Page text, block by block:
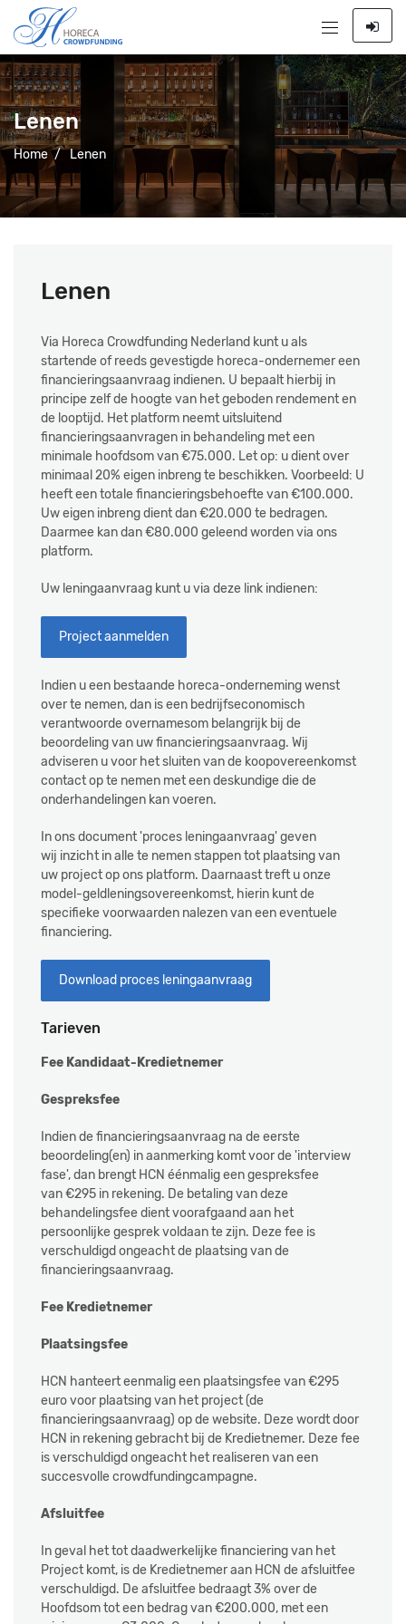
Lenen
Home / Lenen
Lenen
Via Horeca Crowdfunding Nederland kunt u als
startende of reeds gevestigde horeca-ondernemer een
financieringsaanvraag indienen. U bepaalt hierbij in
principe zelf de hoogte van het geboden rendement en
de looptijd. Het platform neemt uitsluitend
financieringsaanvragen in behandeling met een
minimale hoofdsom van €75.000. Let op: u dient over
minimaal 20% eigen inbreng te beschikken. Voorbeeld: U
heeft een totale financieringsbehoefte van €100.000.
Uw eigen inbreng dient dan €20.000 te bedragen.
Daarmee kan dan €80.000 geleend worden via ons
platform.
Uw leningaanvraag kunt u via deze link indienen:
Project aanmelden
Indien u een bestaande horeca-onderneming wenst
over te nemen, dan is een bedrijfseconomisch
verantwoorde overnamesom belangrijk bij de
beoordeling van uw financieringsaanvraag. Wij
adviseren u voor het sluiten van de koopovereenkomst
contact op te nemen met een deskundige die de
onderhandelingen kan voeren.
In ons document 'proces leningaanvraag' geven
wij inzicht in alle te nemen stappen tot plaatsing van
uw project op ons platform. Daarnaast treft u onze
model-geldleningsovereenkomst, hierin kunt de
specifieke voorwaarden nalezen van een eventuele
financiering.
Download proces leningaanvraag
Tarieven
Fee Kandidaat-Kredietnemer
Gespreksfee
Indien de financieringsaanvraag na de eerste
beoordeling(en) in aanmerking komt voor de 'interview
fase', dan brengt HCN éénmalig een gespreksfee
van €295 in rekening. De betaling van deze
behandelingsfee dient voorafgaand aan het
persoonlijke gesprek voldaan te zijn. Deze fee is
verschuldigd ongeacht de plaatsing van de
financieringsaanvraag.
Fee Kredietnemer
Plaatsingsfee
HCN hanteert eenmalig een plaatsingsfee van €295
euro voor plaatsing van het project (de
financieringsaanvraag) op de website. Deze wordt door
HCN in rekening gebracht bij de Kredietnemer. Deze fee
is verschuldigd ongeacht het realiseren van een
succesvolle crowdfundingcampagne.
Afsluitfee
In geval het tot daadwerkelijke financiering van het
Project komt, is de Kredietnemer aan HCN de afsluitfee
verschuldigd. De afsluitfee bedraagt 3% over de
Hoofdsom tot een bedrag van €200.000, met een